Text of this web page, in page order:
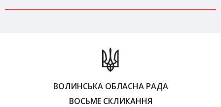
ВОЛИНСЬКА ОБЛАСНА РАДА
ВОСЬМЕ СКЛИКАННЯ